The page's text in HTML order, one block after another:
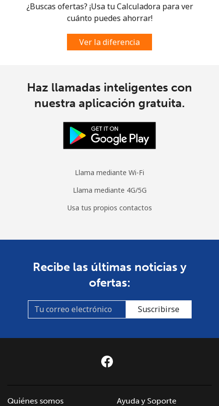
¿Buscas ofertas? ¡Usa tu Calculadora para ver
cuánto puedes ahorrar!
Ver la diferencia
Haz llamadas inteligentes con
nuestra aplicación gratuita.
Llama mediante Wi-Fi
Llama mediante 4G/5G
Usa tus propios contactos
Recibe las últimas noticias y
ofertas:
Suscribirse
Quiénes somos
Ayuda y Soporte